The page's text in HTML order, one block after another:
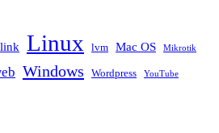
link Linux lvm Mac OS Mikrotik
Windows Wordpress YouTube